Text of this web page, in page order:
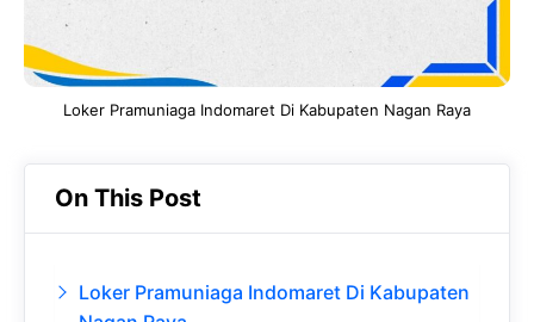
Loker Pramuniaga Indomaret Di Kabupaten Nagan Raya
On This Post
Loker Pramuniaga Indomaret Di Kabupaten